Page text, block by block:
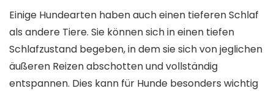
Einige Hundearten haben auch einen tieferen Schlaf
als andere Tiere. Sie können sich in einen tiefen
Schlafzustand begeben, in dem sie sich von jeglichen
äußeren Reizen abschotten und vollständig
entspannen. Dies kann für Hunde besonders wichtig